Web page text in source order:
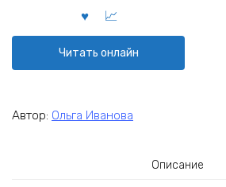
Читать онлайн
Автор: Ольга Иванова
Описание